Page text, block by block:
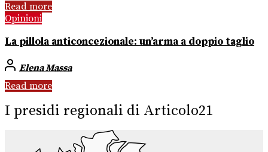
Read more
Opinioni
La pillola anticoncezionale: un’arma a doppio taglio
Elena Massa
Read more
I presidi regionali di Articolo21